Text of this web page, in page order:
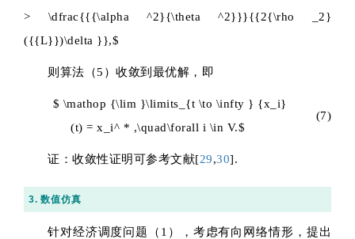
> \dfrac{{{\alpha ^2}{\theta ^2}}}{{2{\rho _2}
({{L}})\delta }},$
则算法（5）收敛到最优解，即
$ \mathop {\lim }\limits_{t \to \infty } {x_i}
(t) = x_i^ * ,\quad\forall i \in V.$
(7)
证：收敛性证明可参考文献[29,30].
3. 数值仿真
针对经济调度问题（1），考虑有向网络情形，提出